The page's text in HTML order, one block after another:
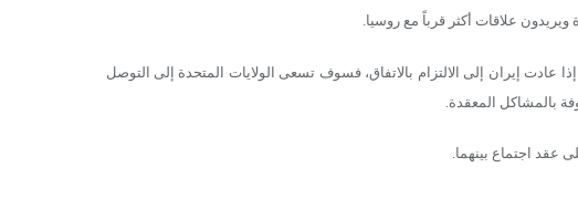
ويريدون علاقات أكثر قرباً مع روسيا.
عادت إيران إلى الالتزام بالاتفاق، فسوف تسعى الولايات المتحدة إلى التوصل
بالمشاكل المعقدة.
عقد اجتماع بينهما.